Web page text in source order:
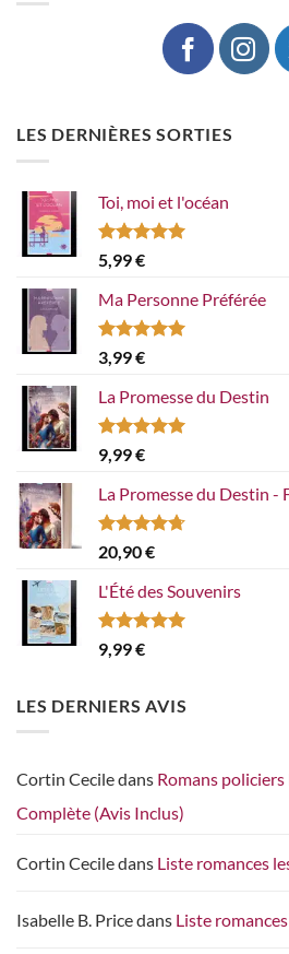
LES DERNIÈRES SORTIES
Toi, moi et l'océan
Note5.00
sur 5
5,99€
Ma Personne Préférée
Note5.00
sur 5
3,99€
La Promesse du Destin
Note5.00
sur 5
9,99€
La Promesse du Destin -
Note4.67
sur 5
20,90€
L'Été des Souvenirs
Note5.00
sur 5
9,99€
LES DERNIERS AVIS
Cortin Ceciledans Romans
Complète (Avis Inclus)
Cortin Ceciledans Liste romances
Isabelle B. Pricedans Liste